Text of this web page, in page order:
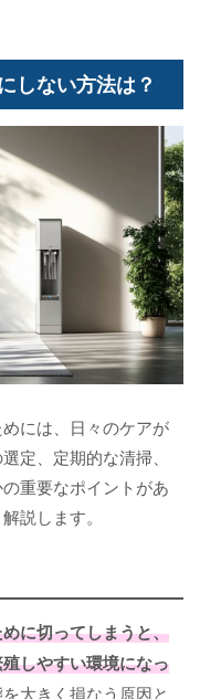
しない方法は？
には、日々のケアが
定、定期的な清掃、
重要なポイントがあ
説します。
に切ってしまうと、
しやすい環境になっ
大きく損なう原因と